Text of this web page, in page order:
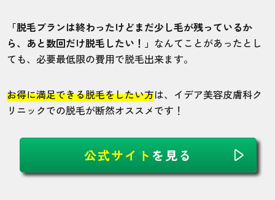
「脱毛プランは終わったけどまだ少し毛が残っているか
ら、あと数回だけ脱毛したい！」 なんてことがあったとし
ても、必要最低限の費用で脱毛出来ます。
お得に満足できる脱毛をしたい方は、イデア美容皮膚科ク
リニックでの脱毛が断然オススメです！
公式サイト を見る